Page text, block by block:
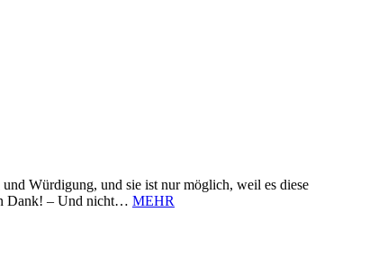
Würdigung, und sie ist nur möglich, weil es diese
Dank! – Und nicht… MEHR